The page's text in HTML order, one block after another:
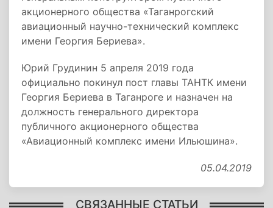
акционерного общества «Таганрогский
авиационный научно-технический комплекс
имени Георгия Бериева».
Юрий Грудинин 5 апреля 2019 года
официально покинул пост главы ТАНТК имени
Георгия Бериева в Таганроге и назначен на
должность генерального директора
публичного акционерного общества
«Авиационный комплекс имени Ильюшина».
05.04.2019
СВЯЗАННЫЕ СТАТЬИ